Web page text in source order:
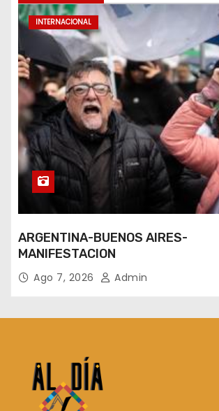
INTERNACIONAL
ARGENTINA-BUENOS AIRES-
MANIFESTACION
Ago 7, 2026 Admin